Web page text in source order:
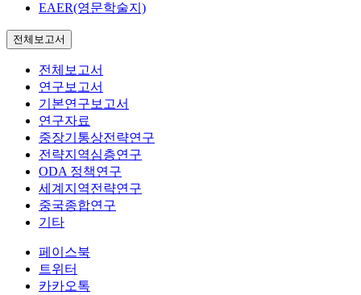
EAER(영문학술지)
전체보고서
전체보고서
연구보고서
기본연구보고서
연구자료
중장기통상전략연구
전략지역심층연구
ODA 정책연구
세계지역전략연구
중국종합연구
기타
페이스북
트위터
카카오톡